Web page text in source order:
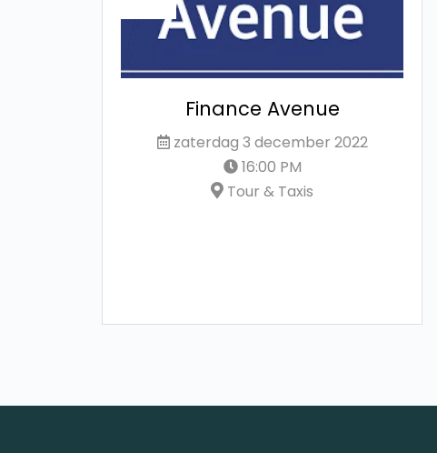
Finance Avenue
zaterdag 3 december 2022
16:00 PM
 Tour & Taxis